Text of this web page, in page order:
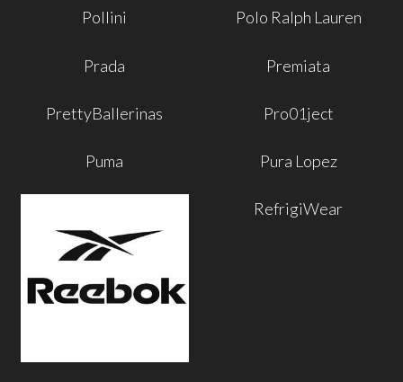
Pollini Polo Ralph Lauren
Prada Premiata
PrettyBallerinas Pro01ject
Puma Pura Lopez
RefrigiWear